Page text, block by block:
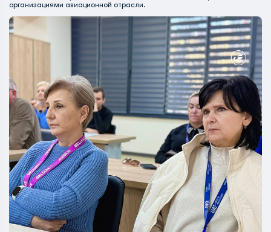
организациями авиационной отрасли.